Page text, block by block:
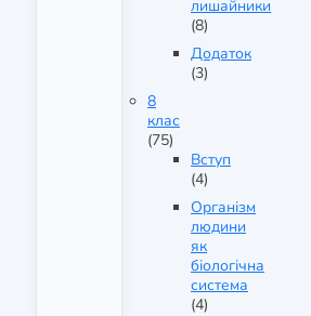
лишайники
(8)
Додаток
(3)
8
клас
(75)
Вступ
(4)
Організм
людини
як
біологічна
система
(4)